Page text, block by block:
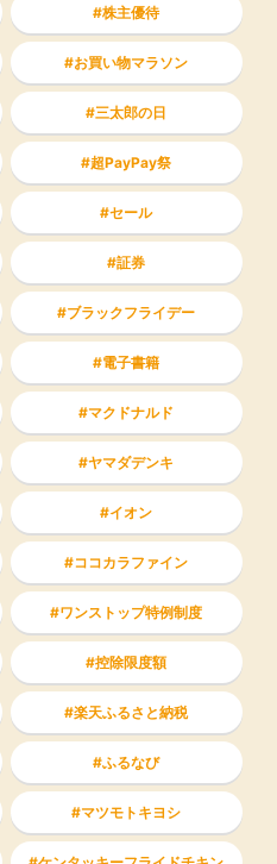
株主優待
お買い物マラソン
三太郎の日
超PayPay祭
セール
証券
ブラックフライデー
電子書籍
マクドナルド
ヤマダデンキ
イオン
ココカラファイン
ワンストップ特例制度
控除限度額
楽天ふるさと納税
ふるなび
マツモトキヨシ